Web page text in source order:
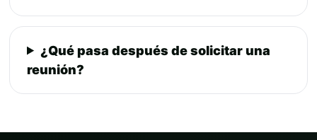
¿Qué pasa después de solicitar una
reunión?